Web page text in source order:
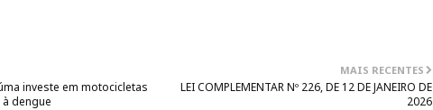
MAIS RECENTES
LEI COMPLEMENTAR Nº 226, DE 12 DE JANEIRO DE
2026
investe em motocicletas
dengue